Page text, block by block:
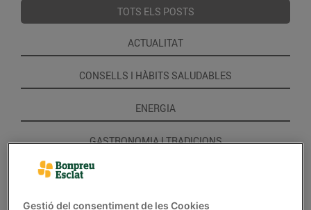
TOTS ELS POSTS
ACTUALITAT
CONSELLS I HÀBITS SALUDABLES
ENERGIA
GASTRONOMIA I TRADICIONS
Gestió del consentiment de les Cookies